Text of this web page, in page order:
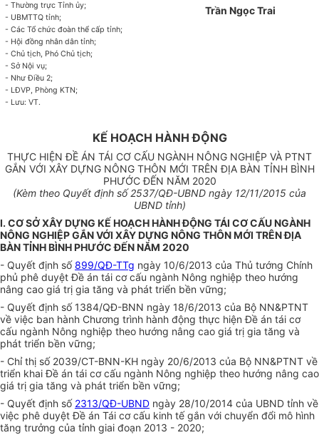
- Thường trực Tỉnh ủy;
- UBMTTQ tỉnh;
- Các Tổ chức đoàn thể cấp tỉnh;
- Hội đồngnhân dân tỉnh;
- Chủ tịch, Phó Chủ tịch;
- Sở Nội vụ;
- Như Điều 2;
- LĐVP, Phòng KTN;
- Lưu: VT.
Trần Ngọc Trai
KẾ HOẠCH HÀNH ĐỘNG
THỰC HIỆN ĐỀ ÁN TÁI CƠ CẤU NGÀNH NÔNG NGHIỆP VÀ PTNT
GẮN VỚI XÂY DỰNG NÔNG THÔN MỚI TRÊN ĐỊA BÀN TỈNH BÌNH
PHƯỚC ĐẾN NĂM 2020
(Kèm theo Quyết định số 2537/QĐ-UBND ngày 12/11/2015 của
UBND tỉnh)
I. CƠ SỞ XÂY DỰNG KẾ HOẠCH HÀNH ĐỘNG TÁI CƠ CẤU NGÀNH
NÔNG NGHIỆP GẮN VỚI XÂY DỰNG NÔNG THÔN MỚI TRÊN ĐỊA
BÀN TỈNH BÌNH PHƯỚC ĐẾN NĂM 2020
- Quyết định số899/QĐ-TTg ngày 10/6/2013 của Thủ tướng Chính
phủ phê duyệt Đề án tái cơ cấu ngành Nông nghiệp theo hướng
nâng cao giá trị gia tăng và phát triển bền vững;
- Quyết định số 1384/QĐ-BNN ngày 18/6/2013 của Bộ NN&PTNT
về việc ban hành Chương trình hành động thực hiện Đề án tái cơ
cấu ngành Nông nghiệp theo hướng nâng cao giá trị gia tăng và
phát triển bền vững;
- Chỉ thị số 2039/CT-BNN-KH ngày 20/6/2013 của Bộ NN&PTNT về
triển khai Đề án tái cơ cấu ngành Nông nghiệp theo hướng nâng cao
giá trị gia tăng và phát triển bền vững;
- Quyết định số 2313/QĐ-UBND ngày 28/10/2014 của UBND tỉnh về
việc phê duyệt Đề án Tái cơ cấu kinh tếgắn với chuyển đổi mô hình
tăng trưởng của tỉnh giai đoạn 2013 - 2020;